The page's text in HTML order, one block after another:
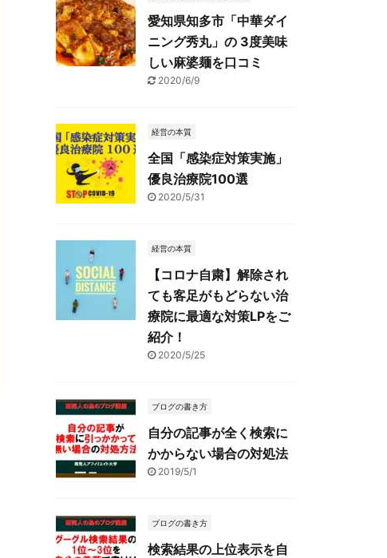
愛知県知多市「中華ダイ
ニング秀丸」の 3度美味
しい麻婆麺を口コミ
2020/6/9
経営の本質
全国「感染症対策実施」
優良治療院100選
2020/5/31
経営の本質
【コロナ自粛】解除され
ても客足がもどらない治
療院に最適な対策LPをご
紹介！
2020/5/25
ブログの書き方
自分の記事が全く検索に
かからない場合の対処法
2019/5/1
ブログの書き方
検索結果の上位表示を自